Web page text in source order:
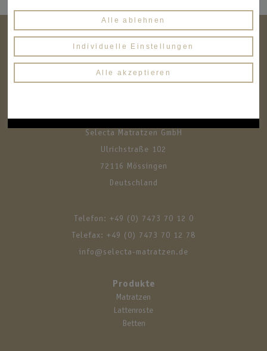
Selecta Matratzen GmbH
Ulrichstraße 102
72116 Mössingen
Deutschland
Telefon: +49 (0) 7473 70 12 0
Telefax: +49 (0) 7473 70 12 78
info@selecta-matratzen.de
Produkte
Navigation
überspringen
Matratzen
Lattenroste
Betten
Alle ablehnen
Individuelle Einstellungen
Alle akzeptieren